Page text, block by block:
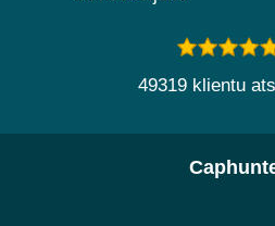
49319 klientu